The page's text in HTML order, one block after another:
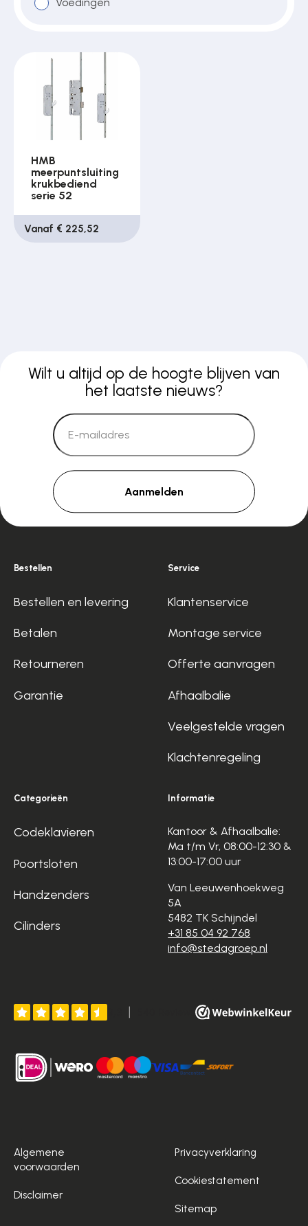
Voedingen
HMB
meerpuntsluiting
krukbediend
serie 52
Vanaf € 225,52
Wilt u altijd op de hoogte blijven van
het laatste nieuws?
Aanmelden
Bestellen
Bestellen en levering
Betalen
Retourneren
Garantie
Service
Klantenservice
Montage service
Offerte aanvragen
Afhaalbalie
Veelgestelde vragen
Klachtenregeling
Categorieën
Codeklavieren
Poortsloten
Handzenders
Cilinders
Informatie
Kantoor & Afhaalbalie:
Ma t/m Vr, 08:00-12:30 &
13:00-17:00 uur
Van Leeuwenhoekweg
5A
5482 TK Schijndel
+31 85 04 92 768
info@stedagroep.nl
Algemene
voorwaarden
Disclaimer
Privacyverklaring
Cookiestatement
Sitemap